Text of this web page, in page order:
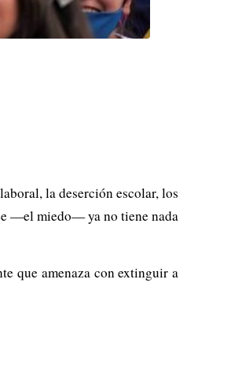
la deserción escolar, los
—el miedo— ya no tiene nada
que amenaza con extinguir a